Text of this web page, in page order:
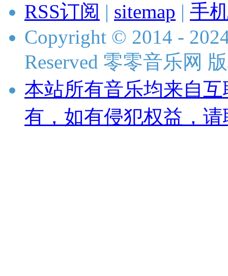
RSS订阅 | sitemap | 手
Copyright © 2014 -
Reserved 零零音乐网
本站所有音乐均来自
有，如有侵犯权益，